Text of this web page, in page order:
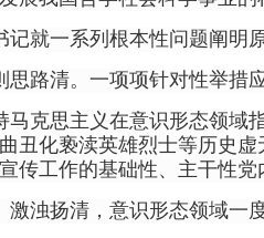
记就一系列根本性问题阐明
思路清。一项项针对性举措
马克思主义在意识形态领域
丑化亵渎英雄烈士等历史
传工作的基础性、主干性
激浊扬清，意识形态领域一